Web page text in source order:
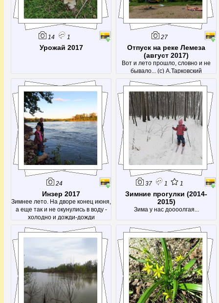
14 1
Урожай 2017
27
Отпуск на реке Лемеза
(август 2017)
Вот и лето прошло, словно и не
бывало... (с) А.Тарковский
24
Инзер 2017
Зимнее лето. На дворе конец июня,
а еще так и не окунулись в воду -
холодно и дожди-дожди
37 1 1
Зимние прогулки (2014-
2015)
Зима у нас доооолгая...